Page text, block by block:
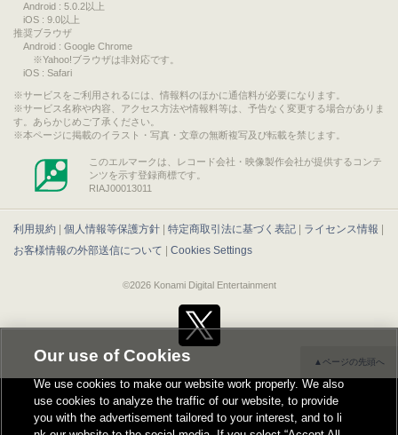
Android : 5.0.2以上
iOS : 9.0以上
推奨ブラウザ
Android : Google Chrome
※Yahoo!ブラウザは非対応です。
iOS : Safari
サービスをご利用されるには、情報料のほかに通信料が必要になります。
サービス名称や内容、アクセス方法や情報料等は、予告なく変更する場合がありま
す。あらかじめご了承ください。
本ページに掲載のイラスト・写真・文章の無断複写及び転載を禁じます。
このエルマークは、レコード会社・映像製作会社が提供するコンテ
ンツを示す登録商標です。
RIAJ00013011
利用規約 個人情報等保護方針 特定商取引法に基づく表記 ライセンス情報
お客様情報の外部送信について
Cookies Settings
©2026 Konami Digital Entertainment
▲ページの先頭へ
Our use of Cookies
We use cookies to make our website work properly. We also
use cookies to analyze the traffic of our website, to provide
you with the advertisement tailored to your interest, and to li